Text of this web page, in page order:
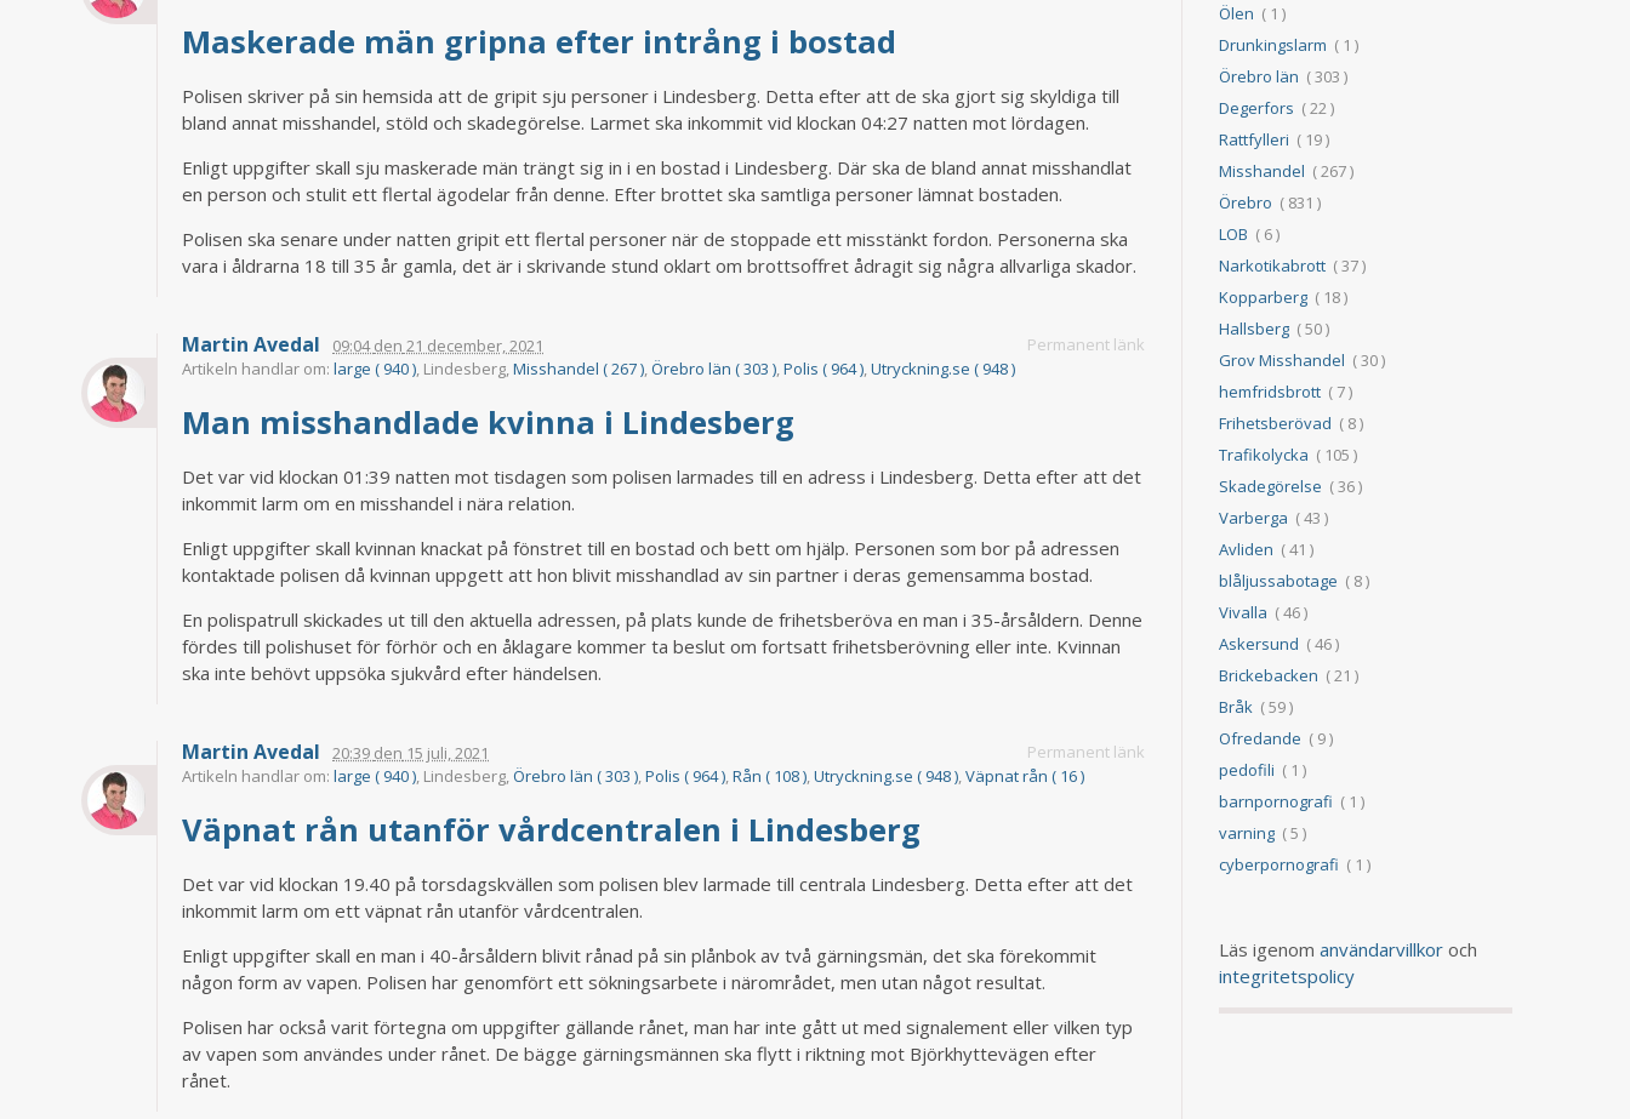
Maskerade män gripna efter intrång i bostad
Polisen skriver på sin hemsida att de gripit sju personer i Lindesberg. Detta efter att de ska gjort sig skyldiga till
bland annat misshandel, stöld och skadegörelse. Larmet ska inkommit vid klockan 04:27 natten mot lördagen.
Enligt uppgifter skall sju maskerade män trängt sig in i en bostad i Lindesberg. Där ska de bland annat misshandlat
en person och stulit ett flertal ägodelar från denne. Efter brottet ska samtliga personer lämnat bostaden.
Polisen ska senare under natten gripit ett flertal personer när de stoppade ett misstänkt fordon. Personerna ska
vara i åldrarna 18 till 35 år gamla, det är i skrivande stund oklart om brottsoffret ådragit sig några allvarliga skador.
Martin Avedal 09:04den 21 december, 2021
Permanent länk
Artikeln handlar om:large ( 940 ), Lindesberg,Misshandel ( 267 ),Örebro län ( 303 ),Polis ( 964 ),Utryckning.se ( 948 )
Man misshandlade kvinna i Lindesberg
Det var vid klockan 01:39 natten mot tisdagen som polisen larmades till en adress i Lindesberg. Detta efter att det
inkommit larm om en misshandel i nära relation.
Enligt uppgifter skall kvinnan knackat på fönstret till en bostad och bett om hjälp. Personen som bor på adressen
kontaktade polisen då kvinnan uppgett att hon blivit misshandlad av sin partner i deras gemensamma bostad.
En polispatrull skickades ut till den aktuella adressen, på plats kunde de frihetsberöva en man i 35-årsåldern. Denne
fördes till polishuset för förhör och en åklagare kommer ta beslut om fortsatt frihetsberövning eller inte. Kvinnan
ska inte behövt uppsöka sjukvård efter händelsen.
Martin Avedal 20:39 den 15 juli, 2021
Permanent länk
Artikeln handlar om:large ( 940 ), Lindesberg,Örebro län ( 303 ),Polis ( 964 ),Rån ( 108 ),Utryckning.se ( 948 ),Väpnat rån ( 16 )
Väpnat rån utanför vårdcentralen i Lindesberg
Det var vid klockan 19.40 på torsdagskvällen som polisen blev larmade till centrala Lindesberg. Detta efter att det
inkommit larm om ett väpnat rån utanför vårdcentralen.
Enligt uppgifter skall en man i 40-årsåldern blivit rånad på sin plånbok av två gärningsmän, det ska förekommit
någon form av vapen. Polisen har genomfört ett sökningsarbete i närområdet, men utan något resultat.
Polisen har också varit förtegna om uppgifter gällande rånet, man har inte gått ut med signalement eller vilken typ
av vapen som användes under rånet. De bägge gärningsmännen ska flytt i riktning mot Björkhyttevägen efter
rånet.
Ölen ( 1 )
Drunkingslarm ( 1 )
Örebro län ( 303 )
Degerfors ( 22 )
Rattfylleri ( 19 )
Misshandel ( 267 )
Örebro ( 831 )
LOB ( 6 )
Narkotikabrott( 37 )
Kopparberg( 18 )
Hallsberg( 50 )
Grov Misshandel ( 30 )
hemfridsbrott( 7 )
Frihetsberövad ( 8 )
Trafikolycka ( 105 )
Skadegörelse ( 36 )
Varberga ( 43 )
Avliden ( 41 )
blåljussabotage ( 8 )
Vivalla ( 46 )
Askersund ( 46 )
Brickebacken ( 21 )
Bråk( 59 )
Ofredande ( 9 )
pedofili ( 1 )
barnpornografi ( 1 )
varning( 5 )
cyberpornografi ( 1 )
Läs igenom användarvillkoroch
integritetspolicy